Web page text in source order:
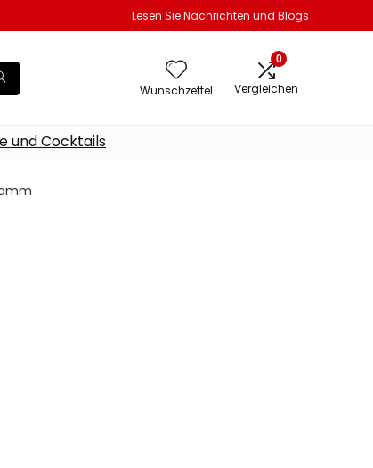
Lesen Sie Nachrichten und Blogs
Wunschzettel
0
Vergleichen
und Cocktails